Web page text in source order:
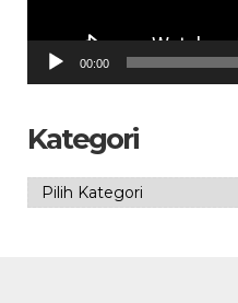
00:00
Kategori
Kategori